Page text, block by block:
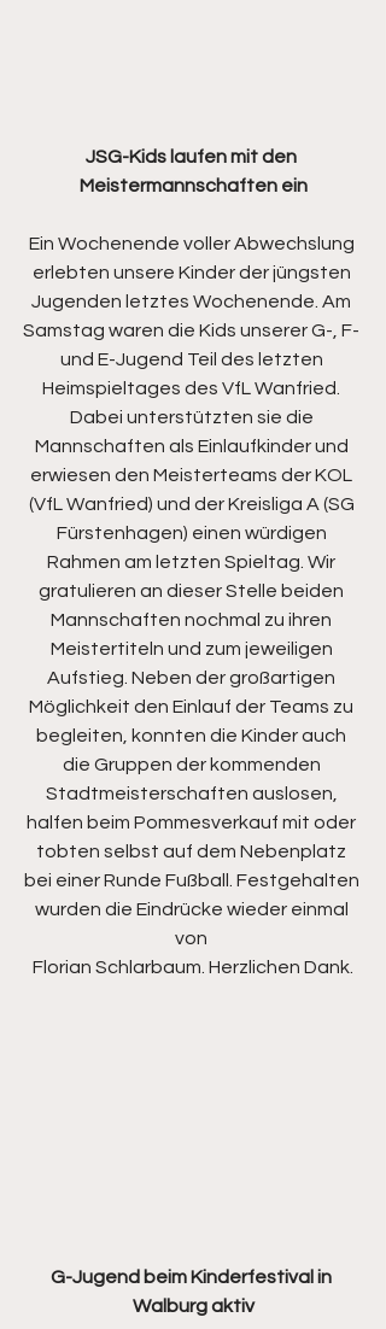
JSG-Kids laufen mit den
Meistermannschaften ein
Ein Wochenende voller Abwechslung
erlebten unsere Kinder der jüngsten
Jugenden letztes Wochenende. Am
Samstag waren die Kids unserer G-, F-
und E-Jugend Teil des letzten
Heimspieltages des VfL Wanfried.
Dabei unterstützten sie die
Mannschaften als Einlaufkinder und
erwiesen den Meisterteams der KOL
(VfL Wanfried) und der Kreisliga A (SG
Fürstenhagen) einen würdigen
Rahmen am letzten Spieltag. Wir
gratulieren an dieser Stelle beiden
Mannschaften nochmal zu ihren
Meistertiteln und zum jeweiligen
Aufstieg. Neben der großartigen
Möglichkeit den Einlauf der Teams zu
begleiten, konnten die Kinder auch
die Gruppen der kommenden
Stadtmeisterschaften auslosen,
halfen beim Pommesverkauf mit oder
tobten selbst auf dem Nebenplatz
bei einer Runde Fußball. Festgehalten
wurden die Eindrücke wieder einmal
von
Florian Schlarbaum. Herzlichen Dank.
G-Jugend beim Kinderfestival in
Walburg aktiv